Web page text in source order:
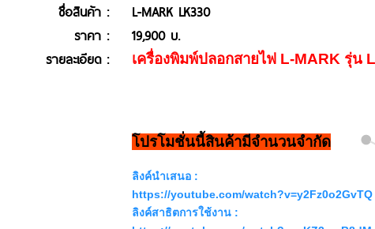
ชื่อสินค้า :
L-MARK LK330
ราคา :
19,900 บ.
รายละเอียด :
เครื่องพิมพ์ปลอกสายไฟ L-MARK รุ่น
โปรโมชั่นนี้สินค้ามีจำนวนจำกัด
ลิงค์นำเสนอ :
https://youtube.com/watch?v=y2Fz0o2GvTQ
ลิงค์สาธิตการใช้งาน :